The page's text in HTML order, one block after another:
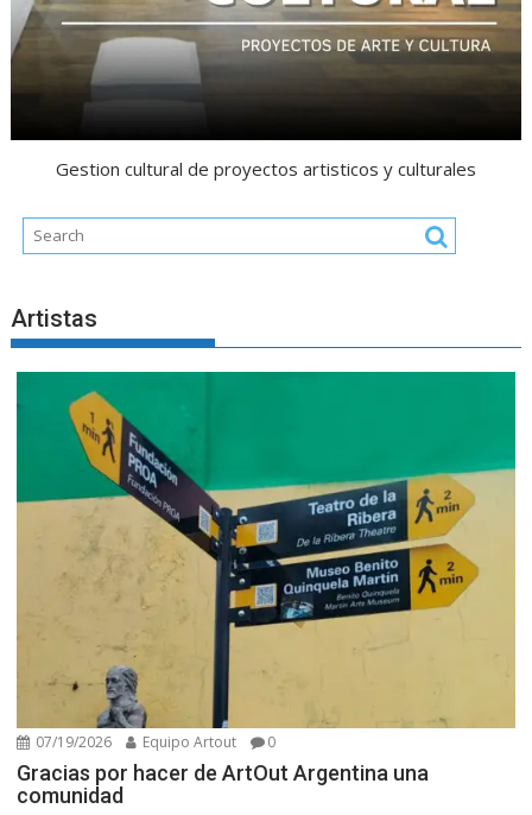
Gestion cultural de proyectos artisticos y culturales
Artistas
07/19/2026 Equipo Artout 0
Gracias por hacer de ArtOut Argentina una
comunidad